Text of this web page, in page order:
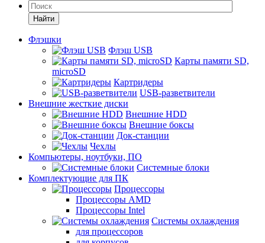
Найти
Флэшки
Флэш USB
Карты памяти SD,
microSD
Картридеры
USB-разветвители
Внешние жесткие диски
Внешние HDD
Внешние боксы
Док-станции
Чехлы
Компьютеры, ноутбуки, ПО
Системные блоки
Комплектующие для ПК
Процессоры
Процессоры AMD
Процессоры Intel
Системы охлаждения
для процессоров